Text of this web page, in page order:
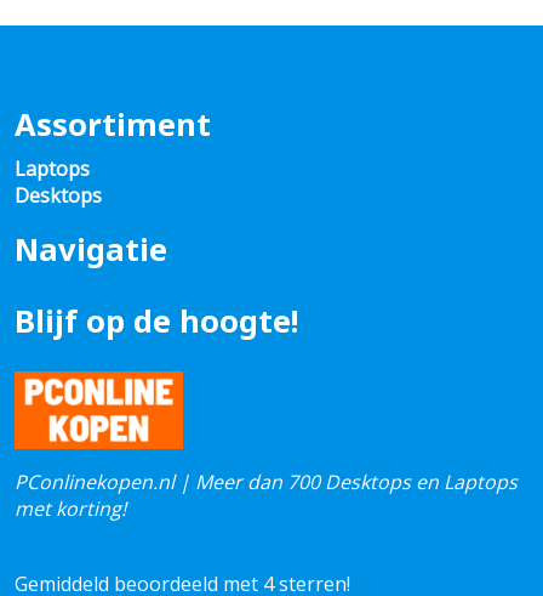
Assortiment
Laptops
Desktops
Navigatie
Blijf op de hoogte!
PConlinekopen.nl | Meer dan 700 Desktops en Laptops
met korting!
Gemiddeld beoordeeld met 4 sterren!